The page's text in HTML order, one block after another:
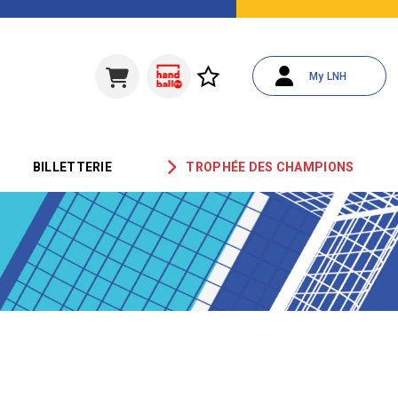
My LNH
BILLETTERIE TROPHÉE DES CHAMPIONS